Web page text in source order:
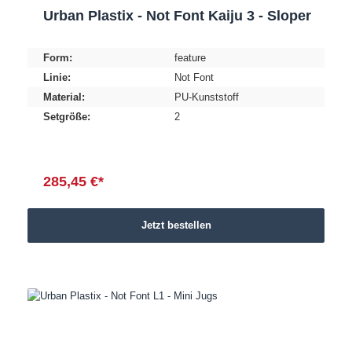
Urban Plastix - Not Font Kaiju 3 - Sloper
Form:
feature
Linie:
Not Font
Material:
PU-Kunststoff
Setgröße:
2
285,45 €*
Jetzt bestellen